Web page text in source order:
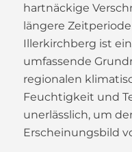
hartnäckige
längere
Illerkirchberg ist
umfassende
regionalen
Feuchtigkeit und
unerlässlich, um
Erscheinungsbild